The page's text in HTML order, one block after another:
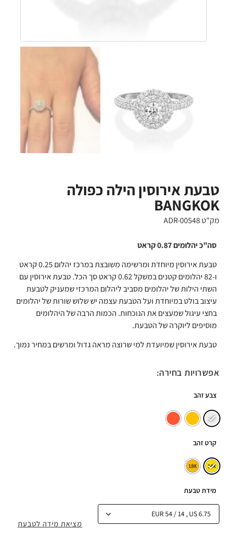
טבעת אירוסין הילה כפולה
BANGKOK
מק"ט ADR-00548
סה"כ יהלומים 0.87 קראט
טבעת אירוסין מיוחדת ומרשימה משובצת במרכז יהלום 0.25 קראט
ו-82 יהלומים קטנים במשקל 0.62 קראט סך הכל. טבעת אירוסין עם
השתי הילות של יהלומים מסביב ליהלום המרכזי שמעניק לטבעת
עיצוב בולט במיוחדת ועל הטבעת עצמה יש שלוש שורות של יהלומים
בחצי עיגול שמעצים את הנוכחות. הכמות הרבה של היהלומים
מוסיפים ליוקרה של הטבעת.
טבעת אירוסין שמיועדת למי שרוצה מראה גדול ומרשים במחיר נמוך.
אפשרויות בחירה:
צבע זהב
קרט זהב
מידת טבעת
מציאת מידה לטבעת